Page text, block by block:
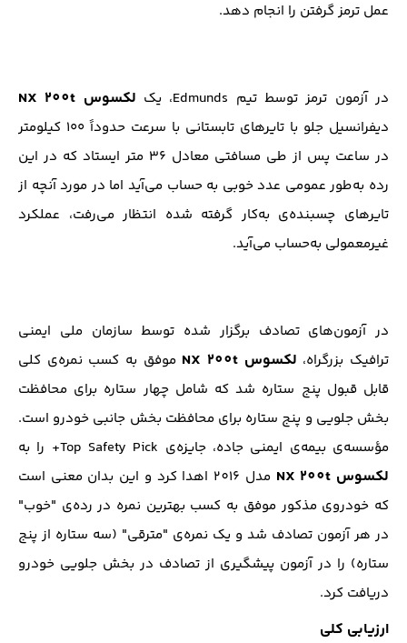
عمل ترمز گرفتن را انجام دهد.
در آزمون ترمز توسط تیم Edmunds، یک لکسوس NX 200t
دیفرانسیل جلو با تایرهای تابستانی با سرعت حدوداً ۱۰۰ کیلومتر
در ساعت پس از طی مسافتی معادل ۳۶ متر ایستاد که در این
رده به‌طور عمومی عدد خوبی به حساب می‌آید اما در مورد آنچه از
تایرهای چسبنده‌ی به‌کار گرفته شده انتظار می‌رفت، عملکرد
غیرمعمولی به‌حساب می‌آید.
در آزمون‌های تصادف برگزار شده توسط سازمان ملی ایمنی
ترافیک بزرگراه، لکسوس NX 200t
موفق به کسب نمره‌ی کلی
قابل قبول پنج ستاره شد که شامل چهار ستاره برای محافظت
بخش جلویی و پنج ستاره برای محافظت بخش جانبی خودرو است.
مؤسسه‌ی بیمه‌ی ایمنی جاده، جایزه‌ی Top Safety Pick+ را به
لکسوس NX 200t
مدل 201۶ اهدا کرد و این بدان معنی است
که خودروی مذکور موفق به کسب بهترین نمره در رده‌ی "خوب"
در هر آزمون تصادف شد و یک نمره‌ی "مترقی" (سه ستاره از پنج
ستاره) را در آزمون پیشگیری از تصادف در بخش جلویی خودرو
دریافت کرد.
ارزیابی کلی